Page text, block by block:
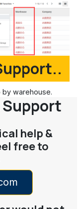
Support
help &
free to